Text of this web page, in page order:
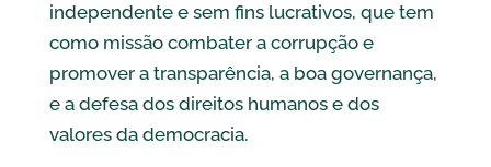
independente e sem fins lucrativos, que tem
como missão combater a corrupção e
promover a transparência, a boa governança,
e a defesa dos direitos humanos e dos
valores da democracia.